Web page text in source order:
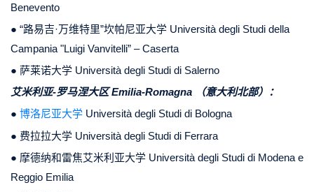
Benevento
● “路易吉·万维特里”坎帕尼亚大学 Università degli Studi della
Campania "Luigi Vanvitelli” – Caserta
● 萨莱诺大学 Università degli Studi di Salerno
艾米利亚-罗马涅大区 Emilia-Romagna （意大利北部）：
● 博洛尼亚大学 Università degli Studi di Bologna
● 费拉拉大学 Università degli Studi di Ferrara
● 摩德纳和雷焦艾米利亚大学 Università degli Studi di Modena e
Reggio Emilia